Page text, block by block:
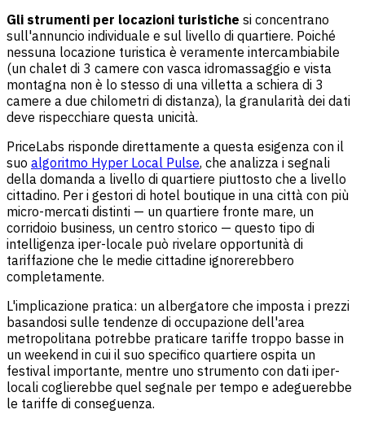
Gli strumenti per locazioni turistiche si concentrano
sull'annuncio individuale e sul livello di quartiere. Poiché
nessuna locazione turistica è veramente intercambiabile
(un chalet di 3 camere con vasca idromassaggio e vista
montagna non è lo stesso di una villetta a schiera di 3
camere a due chilometri di distanza), la granularità dei dati
deve rispecchiare questa unicità.
PriceLabs risponde direttamente a questa esigenza con il
suo algoritmo Hyper Local Pulse, che analizza i segnali
della domanda a livello di quartiere piuttosto che a livello
cittadino. Per i gestori di hotel boutique in una città con più
micro-mercati distinti — un quartiere fronte mare, un
corridoio business, un centro storico — questo tipo di
intelligenza iper-locale può rivelare opportunità di
tariffazione che le medie cittadine ignorerebbero
completamente.
L'implicazione pratica: un albergatore che imposta i prezzi
basandosi sulle tendenze di occupazione dell'area
metropolitana potrebbe praticare tariffe troppo basse in
un weekend in cui il suo specifico quartiere ospita un
festival importante, mentre uno strumento con dati iper-
locali coglierebbe quel segnale per tempo e adeguerebbe
le tariffe di conseguenza.